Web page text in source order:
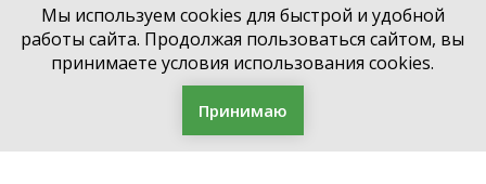
Середня оцінка - 5/5
Замовити дзвінок
700-33-83
Мы используем cookies для быстрой и удобной
работы сайта. Продолжая пользоваться сайтом, вы
принимаете условия использования cookies.
Принимаю